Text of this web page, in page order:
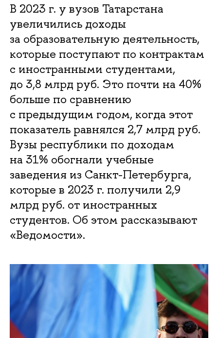
В 2023 г. у вузов Татарстана
увеличились доходы
за образовательную деятельность,
которые поступают по контрактам
с иностранными студентами,
до 3,8 млрд руб. Это почти на 40%
больше по сравнению
с предыдущим годом, когда этот
показатель равнялся 2,7 млрд руб.
Вузы республики по доходам
на 31% обогнали учебные
заведения из Санкт-Петербурга,
которые в 2023 г. получили 2,9
млрд руб. от иностранных
студентов. Об этом рассказывают
«Ведомости».